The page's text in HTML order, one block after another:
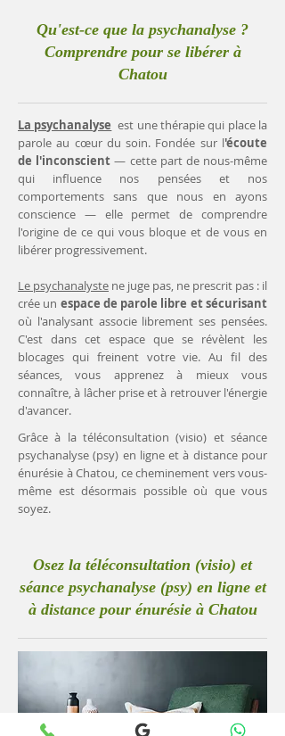
Qu'est-ce que la psychanalyse ?
Comprendre pour se libérer à
Chatou
La psychanalyse est une thérapie qui place la
parole au cœur du soin. Fondée sur l'écoute
de l'inconscient— cette part de nous-même
qui influence nos pensées et nos
comportements sans que nous en ayons
conscience — elle permet de comprendre
l'origine de ce qui vous bloque et de vous en
libérer progressivement.
Le psychanalyste ne juge pas, ne prescrit pas : il
crée un espace de parole libre et sécurisant
où l'analysant associe librement ses pensées.
C'est dans cet espace que se révèlent les
blocages qui freinent votre vie. Au fil des
séances, vous apprenez à mieux vous
connaître, à lâcher prise et à retrouver l'énergie
d'avancer.
Grâce à la téléconsultation (visio) et séance
psychanalyse (psy) en ligne et à distance pour
énurésie à Chatou, ce cheminement vers vous-
même est désormais possible où que vous
soyez.
Osez la téléconsultation (visio) et
séance psychanalyse (psy) en ligne et
à distance pour énurésie à Chatou